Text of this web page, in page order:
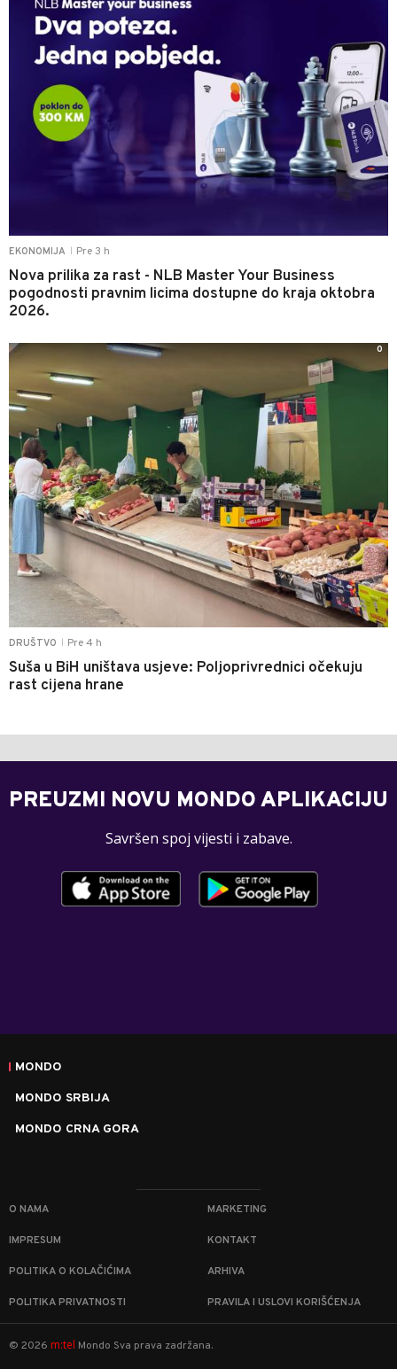
EKONOMIJA Pre 3 h
Nova prilika za rast - NLB Master Your Business
pogodnosti pravnim licima dostupne do kraja oktobra
2026.
DRUŠTVO Pre 4 h
Suša u BiH uništava usjeve: Poljoprivrednici očekuju
rast cijena hrane
0
PREUZMI NOVU MONDO APLIKACIJU
Savršen spoj vijesti i zabave.
MONDO
MONDO SRBIJA
MONDO CRNA GORA
O NAMA MARKETING
IMPRESUM KONTAKT
POLITIKA O KOLAČIĆIMA ARHIVA
POLITIKA PRIVATNOSTI PRAVILA I USLOVI KORIŠĆENJA
© 2026 m:tel Mondo Sva prava zadržana.